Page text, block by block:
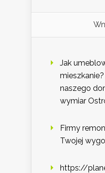
Jak
naszego
wymiar
Firmy
Twojej
https://